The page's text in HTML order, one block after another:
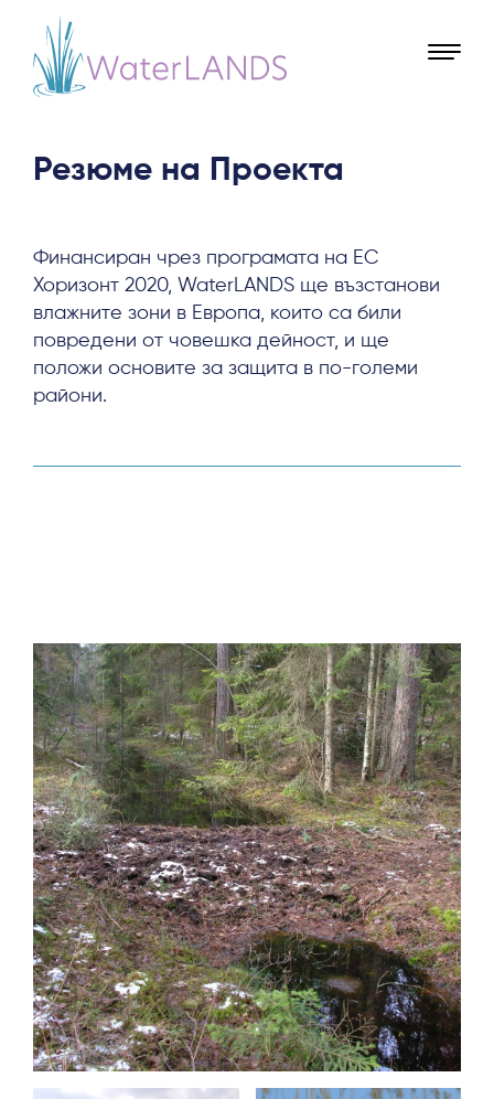
Резюме на Проекта
Финансиран чрез програмата на ЕС
Хоризонт 2020, WaterLANDS ще възстанови
влажните зони в Европа, които са били
повредени от човешка дейност, и ще
положи основите за защита в по-големи
райони.